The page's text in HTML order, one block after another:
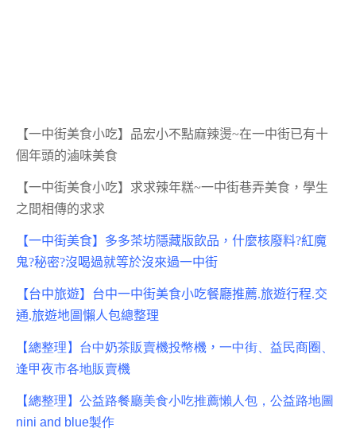
【一中街美食小吃】品宏小不點麻辣燙~在一中街已有十
個年頭的滷味美食
【一中街美食小吃】求求辣年糕~一中街巷弄美食，學生
之間相傳的求求
【一中街美食】多多茶坊隱藏版飲品，什麼核廢料?紅魔
鬼?秘密?沒喝過就等於沒來過一中街
【台中旅遊】台中一中街美食小吃餐廳推薦.旅遊行程.交
通.旅遊地圖懶人包總整理
【總整理】 台中奶茶販賣機投幣機 ， 一中街、益民商圈、
逢甲夜市各地販賣機
【總整理】公益路餐廳美食小吃推薦懶人包，公益路地圖
nini and blue製作